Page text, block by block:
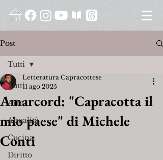
Post
Tutti
Arte
Attualità
Cucina
Diritto
Tutti
Amarcord: "Capracotta il
mio paese" di Michele
Conti
Letteratura Capracottese
11 ago 2025